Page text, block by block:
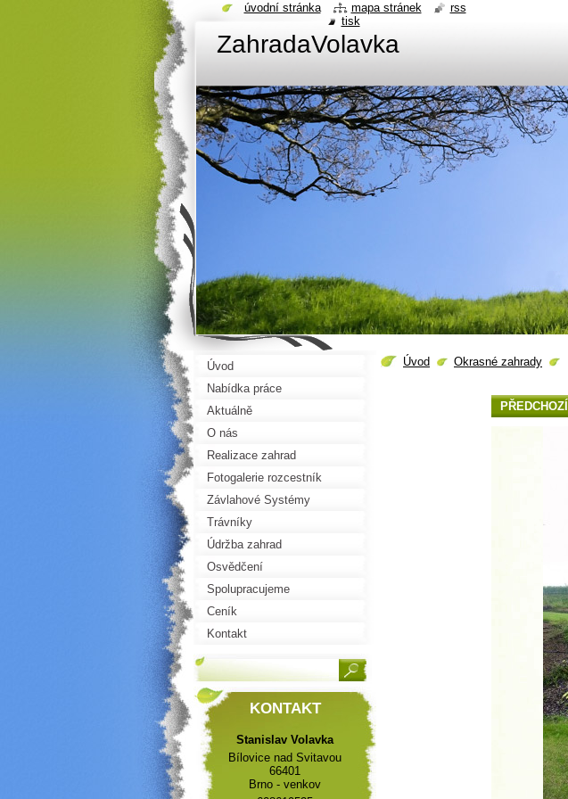
ZahradaVolavka
Úvod Okrasné zahrady
PŘEDCHOZÍ
Úvod
Nabídka práce
Aktuálně
O nás
Realizace zahrad
Fotogalerie rozcestník
Závlahové Systémy
Trávníky
Údržba zahrad
Osvědčení
Spolupracujeme
Ceník
Kontakt
KONTAKT
Stanislav Volavka
Bílovice nad Svitavou
66401
Brno - venkov
úvodní stránka mapa stránek
rss
tisk